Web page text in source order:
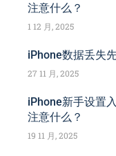
注意什么？
1 12 月, 2025
iPhone数据丢失
27 11 月, 2025
iPhone新手设置
注意什么？
19 11 月, 2025